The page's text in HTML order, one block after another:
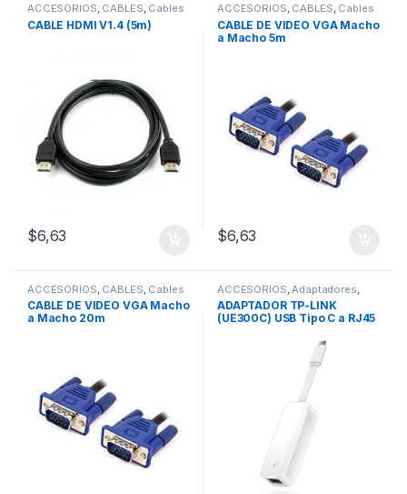
ACCESORIOS, CABLES, Cables
HDMI
CABLE HDMI V1.4 (5m)
$6,63
ACCESORIOS, CABLES, Cables
VGA
CABLE DE VIDEO VGA Macho
a Macho 5m
$6,63
ACCESORIOS CABLES Cables
VGA
CABLE DE VIDEO VGA Macho
a Macho 20m
ACCESORIOS Adaptadores
CABLES, Cables USB
ADAPTADOR TP-LINK
(UE300C) USB Tipo C a RJ45